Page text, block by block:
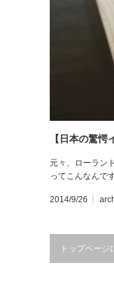
【日本の驚
元々、ローラン
ってこんなんで
2014/9/26
トップページ